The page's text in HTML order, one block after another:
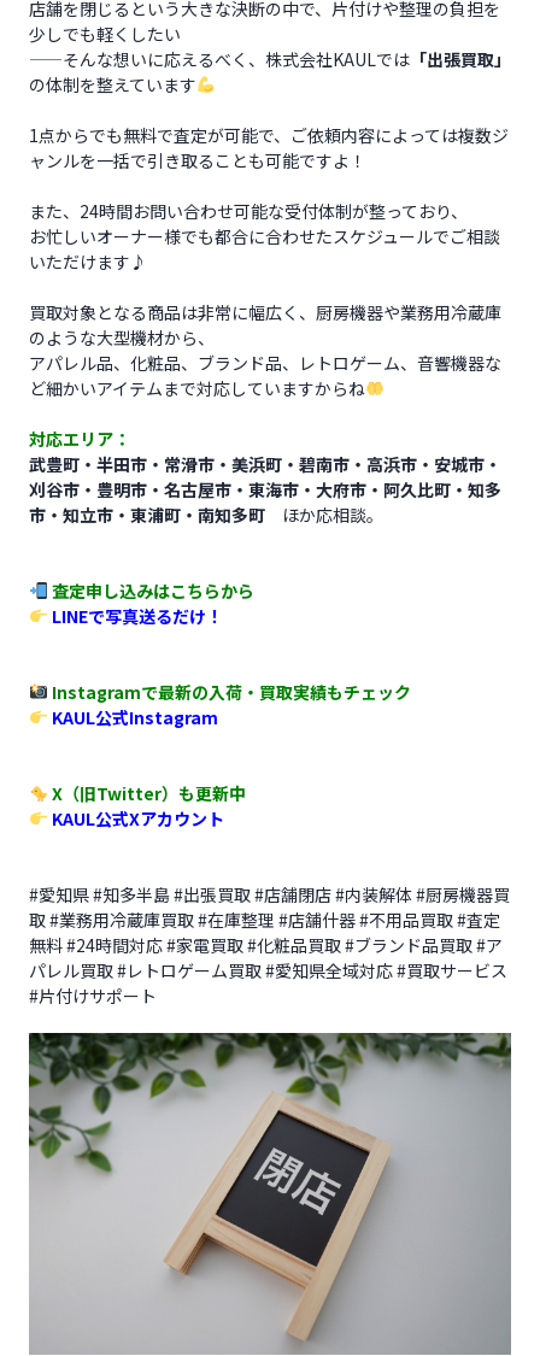
店舗を閉じるという大きな決断の中で、片付けや整理の負担を
少しでも軽くしたい
——そんな想いに応えるべく、株式会社KAULでは 「出張買取」
の体制を整えています
1点からでも無料で査定が可能で、ご依頼内容によっては複数ジ
ャンルを一括で引き取ることも可能ですよ！
また、24時間お問い合わせ可能な受付体制が整っており、
お忙しいオーナー様でも都合に合わせたスケジュールでご相談
いただけます♪
買取対象となる商品は非常に幅広く、厨房機器や業務用冷蔵庫
のような大型機材から、
アパレル品、化粧品、ブランド品、レトロゲーム、音響機器な
ど細かいアイテムまで対応していますからね
対応エリア：
武豊町・半田市・常滑市・美浜町・碧南市・高浜市・安城市・
刈谷市・豊明市・名古屋市・東海市・大府市・阿久比町・知多
市・知立市・東浦町・南知多町 ほか応相談。
査定申し込みはこちらから
LINEで写真送るだけ！
Instagramで最新の入荷・買取実績もチェック
KAUL公式Instagram
X（旧Twitter）も更新中
KAUL公式Xアカウント
#愛知県 #知多半島 #出張買取 #店舗閉店 #内装解体 #厨房機器買
取 #業務用冷蔵庫買取 #在庫整理 #店舗什器 #不用品買取 #査定
無料 #24時間対応 #家電買取 #化粧品買取 #ブランド品買取 #ア
パレル買取 #レトロゲーム買取 #愛知県全域対応 #買取サービス
#片付けサポート